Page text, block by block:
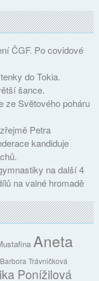
ČGF. Po covidové
do Tokia.
šance.
ze Světového poháru
Petra
kandiduje
na další 4
na valné hromadě
Aneta
Barbora Trávničková
Ponížilová